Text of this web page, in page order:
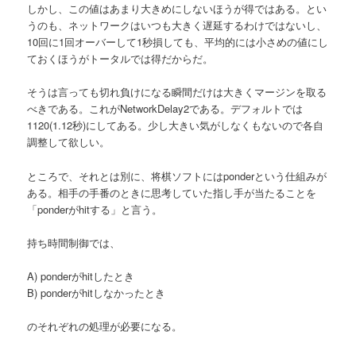
しかし、この値はあまり大きめにしないほうが得ではある。とい
うのも、ネットワークはいつも大きく遅延するわけではないし、
10回に1回オーバーして1秒損しても、平均的には小さめの値にし
ておくほうがトータルでは得だからだ。
そうは言っても切れ負けになる瞬間だけは大きくマージンを取る
べきである。これがNetworkDelay2である。デフォルトでは
1120(1.12秒)にしてある。少し大きい気がしなくもないので各自
調整して欲しい。
ところで、それとは別に、将棋ソフトにはponderという仕組みが
ある。相手の手番のときに思考していた指し手が当たることを
「ponderがhitする」と言う。
持ち時間制御では、
A) ponderがhitしたとき
B) ponderがhitしなかったとき
のそれぞれの処理が必要になる。